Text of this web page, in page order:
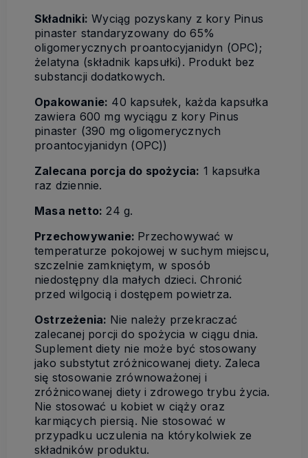
Składniki: Wyciąg pozyskany z kory Pinus
pinaster standaryzowany do 65%
oligomerycznych proantocyjanidyn (OPC);
żelatyna (składnik kapsułki). Produkt bez
substancji dodatkowych.
Opakowanie: 40 kapsułek, każda kapsułka
zawiera 600 mg wyciągu z kory Pinus
pinaster (390 mg oligomerycznych
proantocyjanidyn (OPC))
Zalecana porcja do spożycia: 1 kapsułka
raz dziennie.
Masa netto: 24 g.
Przechowywanie: Przechowywać w
temperaturze pokojowej w suchym miejscu,
szczelnie zamkniętym, w sposób
niedostępny dla małych dzieci. Chronić
przed wilgocią i dostępem powietrza.
Ostrzeżenia: Nie należy przekraczać
zalecanej porcji do spożycia w ciągu dnia.
Suplement diety nie może być stosowany
jako substytut zróżnicowanej diety. Zaleca
się stosowanie zrównoważonej i
zróżnicowanej diety i zdrowego trybu życia.
Nie stosować u kobiet w ciąży oraz
karmiących piersią. Nie stosować w
przypadku uczulenia na którykolwiek ze
składników produktu.